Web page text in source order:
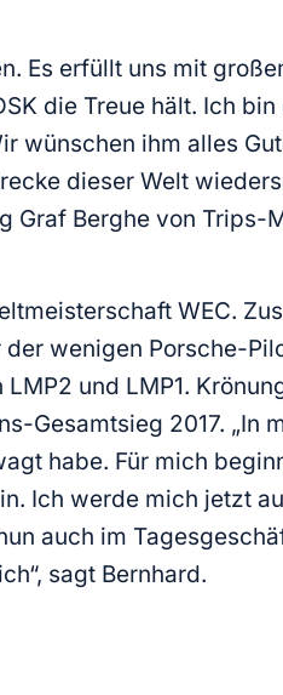
Es erfüllt uns mit
die Treue hält. Ich bin
wünschen ihm alles
dieser Welt
Graf Berghe von Trips-
WEC.
wenigen Porsche-
und LMP1.
Gesamtsieg 2017. „In
habe. Für mich
Ich werde mich jetzt
auch im
sagt Bernhard.